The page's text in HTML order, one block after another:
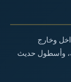
وخارج
مدربة، وأسطول حديث